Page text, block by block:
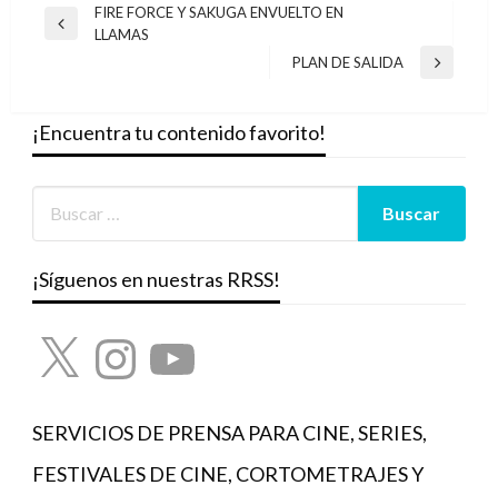
Navegación
Entrada
FIRE FORCE Y SAKUGA ENVUELTO EN
LLAMAS
Entrada
PLAN DE SALIDA
¡Encuentra tu contenido favorito!
¡Síguenos en nuestras RRSS!
X InstagramYouTube
SERVICIOS DE PRENSA PARA CINE, SERIES,
FESTIVALES DE CINE, CORTOMETRAJES Y